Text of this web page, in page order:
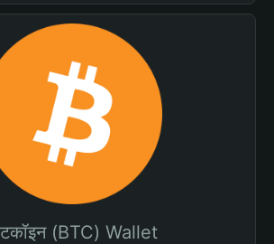
(BTC) Wallet